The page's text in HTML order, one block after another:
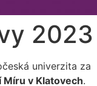
2023
univerzita za
Míru v Klatovech.